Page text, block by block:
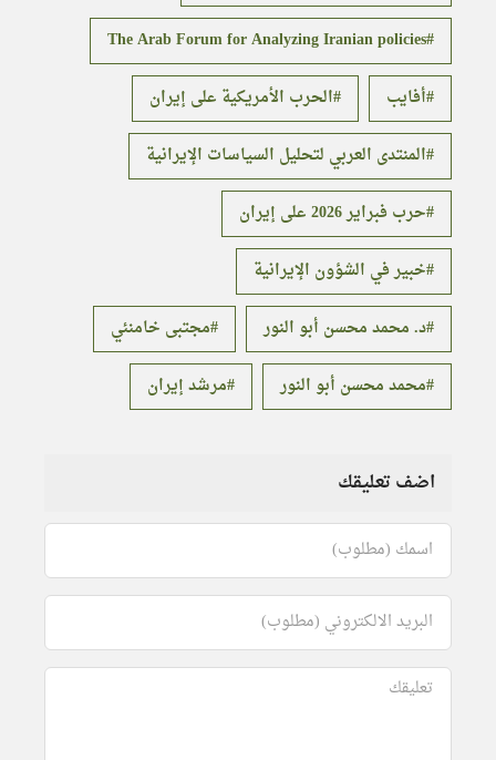
The Arab Forum for Analyzing Iranian policies
أفايب
الحرب الأمريكية على إيران
المنتدى العربي لتحليل السياسات الإيرانية
حرب فبراير 2026 على إيران
خبير في الشؤون الإيرانية
د. محمد محسن أبو النور
مجتبى خامنئي
محمد محسن أبو النور
مرشد إيران
اضف تعليقك